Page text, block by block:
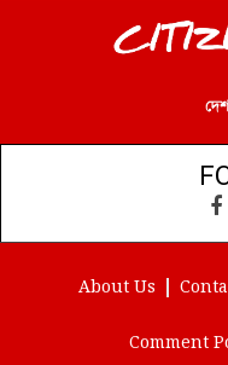
About Us
Comment